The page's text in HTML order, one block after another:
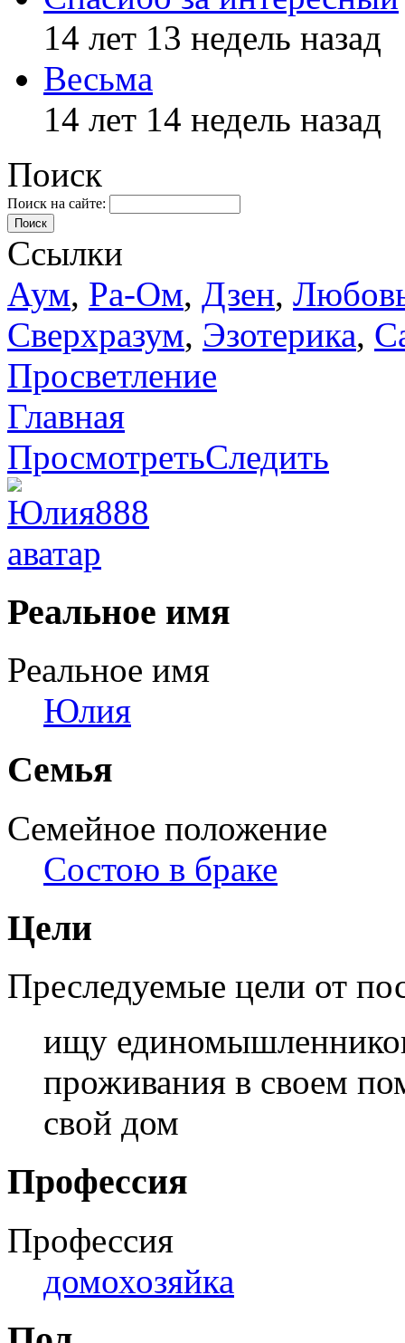
14 лет 13 недель назад
Весьма
14 лет 14 недель назад
Поиск
Поиск на сайте:
Поиск
Ссылки
Аум, Ра-Ом, Дзен,
Сверхразум, Эзотерика,
Просветление
Главная
ПросмотретьСледить
Реальное имя
Реальное имя
Юлия
Семья
Семейное положение
Состою в браке
Цели
Преследуемые цели от
ищу
проживания в своем
свой дом
Профессия
Профессия
домохозяйка